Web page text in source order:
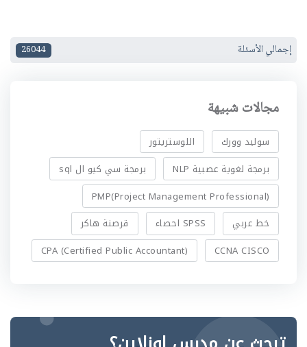
إجمالي الأسئلة 26044
مجالات شبيهة
سوليد وورك
اللوستريتور
برمجة لغوية عصبية NLP
برمجة سي كيو ال sql
PMP(Project Management Professional)
خط عربي
SPSS احصاء
قرصنة هاكر
CCNA CISCO
CPA (Certified Public Accountant)